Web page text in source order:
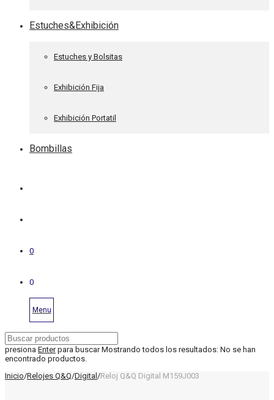
Estuches&Exhibición
Estuches y Bolsitas
Exhibición Fija
Exhibición Portatil
Bombillas
0
0
Menu
presiona Enterpara buscar Mostrando todos los resultados: No se han
encontrado productos.
Inicio/Relojes Q&Q/Digital /Reloj Q&Q Digital M159J003